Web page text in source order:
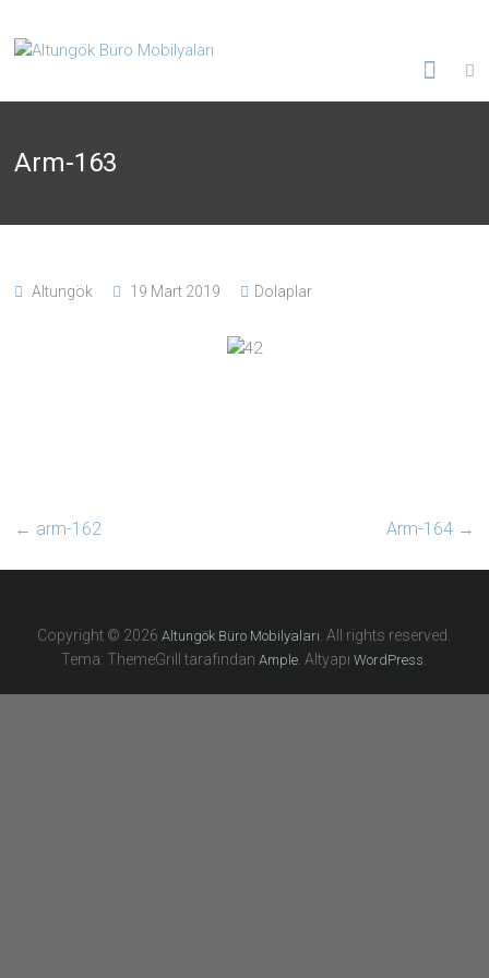
Arm-163
Altungök 19 Mart 2019 Dolaplar
← arm-162 Arm-164 →
Copyright © 2026Altungök Büro Mobilyaları . All rights reserved.
Tema: ThemeGrill tarafındanAmple . AltyapıWordPress